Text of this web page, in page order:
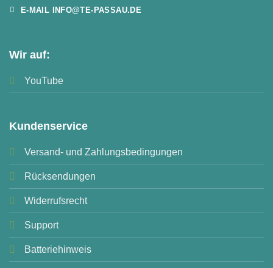
E-MAIL INFO@TE-PASSAU.DE
Wir auf:
YouTube
Kundenservice
Versand- und Zahlungsbedingungen
Rücksendungen
Widerrufsrecht
Support
Batteriehinweis